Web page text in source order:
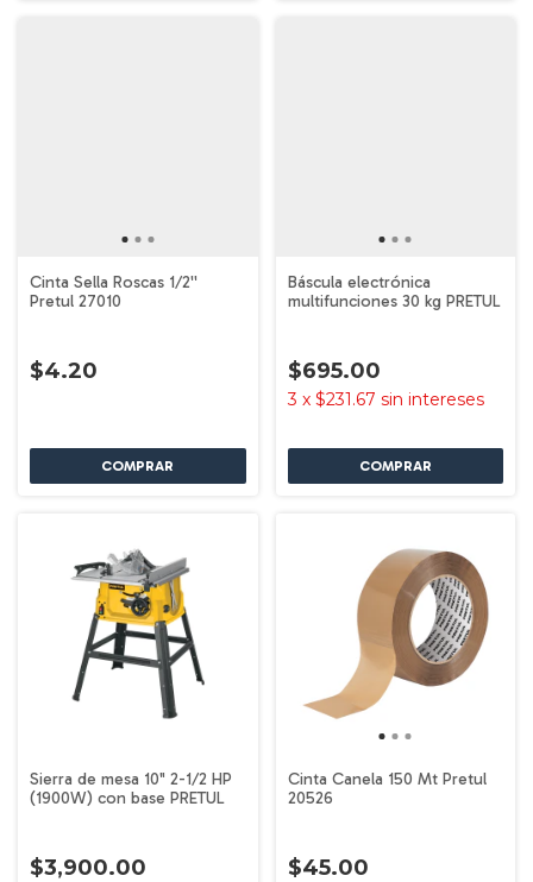
Cinta Sella Roscas 1/2''
Pretul 27010
$4.20
Báscula electrónica
multifunciones 30 kg PRETUL
$695.00
3 x $231.67 sin intereses
Sierra de mesa 10" 2-1/2 HP
(1900W) con base PRETUL
$3,900.00
Cinta Canela 150 Mt Pretul
20526
$45.00